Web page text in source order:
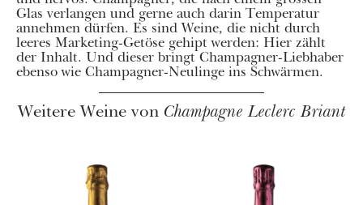
Glas verlangen und gerne auch darin Temperatur
annehmen dürfen. Es sind Weine, die nicht durch
leeres Marketing-Getöse gehipt werden: Hier zählt
der Inhalt. Und dieser bringt Champagner-Liebhaber
ebenso wie Champagner-Neulinge ins Schwärmen.
Weitere Weine von Champagne Leclerc Briant